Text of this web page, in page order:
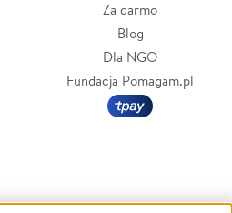
Za darmo
Blog
Dla NGO
Fundacja Pomagam.pl